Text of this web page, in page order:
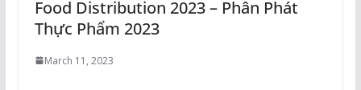
Food Distribution 2023 – Phân Phát
Thực Phẩm 2023
March 11, 2023